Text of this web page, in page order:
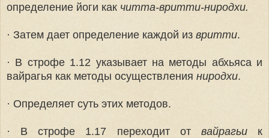
определение йоги как читта-вритти-ниродхи.
· Затем дает определение каждой из вритти.
· В строфе 1.12 указывает на методы абхьяса и
вайрагья как методы осуществления ниродхи.
· Определяет суть этих методов.
· В строфе 1.17 переходит от вайрагьик